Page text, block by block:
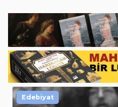
Edebiyat